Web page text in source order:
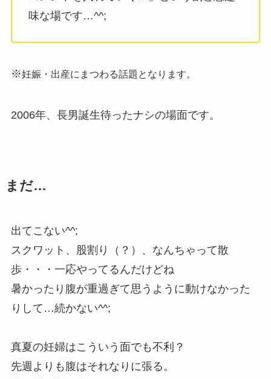
味な場です…^^;
※妊娠・出産にまつわる話題となります。
2006年、長男誕生待ったナシの場面です。
まだ…
出てこない^^;
スクワット、股割り（？）、なんちゃって散
歩・・・一応やってるんだけどね
暑かったり腹が重過ぎて思うように動けなかった
りして…続かない^^;
真夏の妊婦はこういう面でも不利？
先週よりも腹はそれなりに張る。